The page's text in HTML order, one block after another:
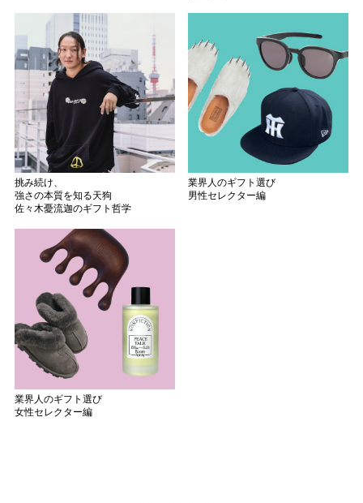
挑み続け、
強さの本質を知る天狗
佐々木憂流迦のギフト哲学
業界人のギフト選び
男性セレクター編
業界人のギフト選び
女性セレクター編